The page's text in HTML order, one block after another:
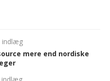
indlæg
mere end nordiske